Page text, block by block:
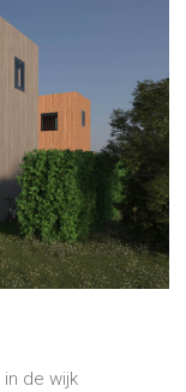
de wijk